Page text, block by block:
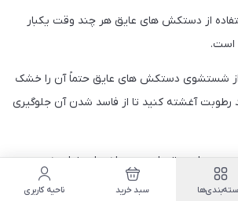
از دستکش های عایق هر چند وقت یکبار
است.
شستشوی دستکش های عایق حتماً آن را خشک
رطوبت آغشته کنید تا از فاسد شدن آن جلوگیری
سیم های برق دار و محوطه های خطر به هیچ
عایق را از دست خارج کرد.
سبد خرید ناحیه کاربری